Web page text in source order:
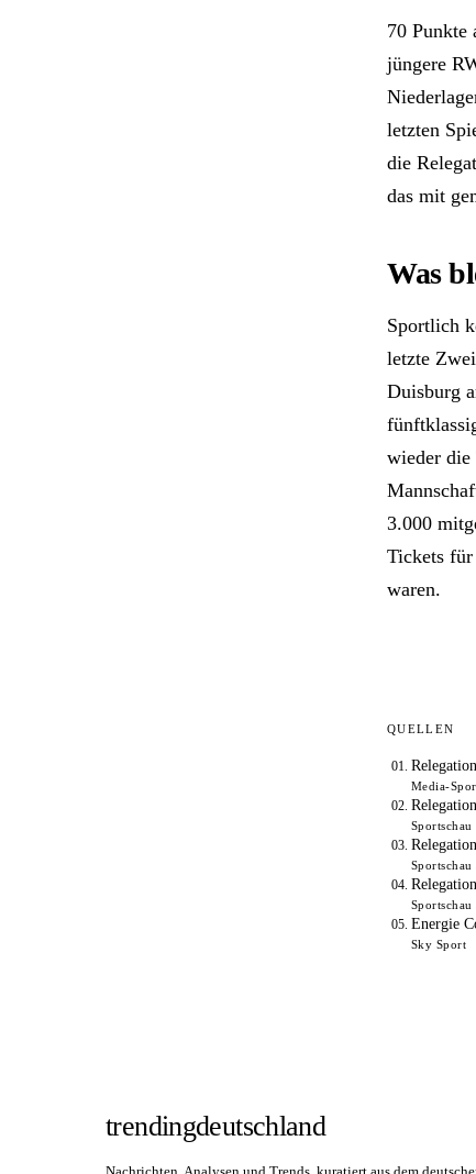
70 Punkte
jüngere
letzten
die
das mit
Was
Sportlich
letzte
Duisburg
wieder die
3.000
Tickets für
waren.
QUELLEN
Media-
Sportschau
Sportschau
Sportschau
Energie
Sky Sport
trendingdeutschland